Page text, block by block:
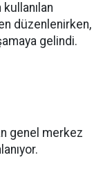
düzenlenirken,
gelindi.
genel merkez